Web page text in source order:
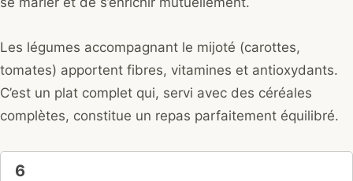
Les légumes accompagnant le mijoté (carottes,
tomates) apportent fibres, vitamines et antioxydants.
C’est un plat complet qui, servi avec des céréales
complètes, constitue un repas parfaitement équilibré.
6